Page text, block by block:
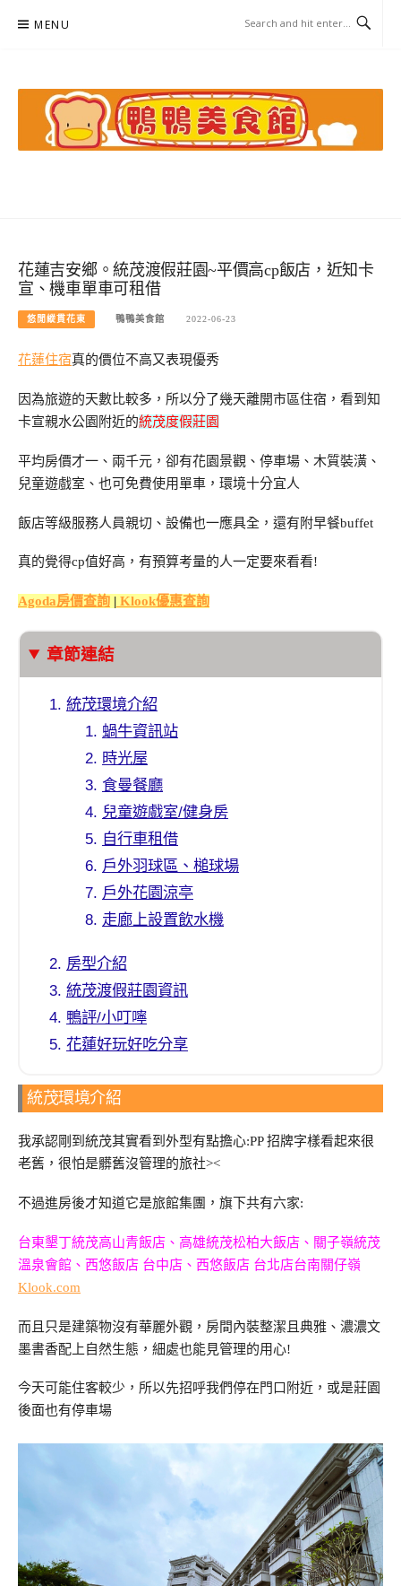
MENU
花蓮吉安鄉。統茂渡假莊園~平價高cp飯店，近知卡
宣、機車單車可租借
悠閒縱貫花東 鴨鴨美食館 2022-06-23
花蓮住宿真的價位不高又表現優秀
因為旅遊的天數比較多，所以分了幾天離開市區住宿，看到知
卡宣親水公園附近的統茂度假莊園
平均房價才一、兩千元，卻有花園景觀、停車場、木質裝潢、
兒童遊戲室、也可免費使用單車，環境十分宜人
飯店等級服務人員親切、設備也一應具全，還有附早餐buffet
真的覺得cp值好高，有預算考量的人一定要來看看!
Agoda房價查詢 | Klook優惠查詢
章節連結
統茂環境介紹
蝸牛資訊站
時光屋
食曼餐廳
兒童遊戲室/健身房
自行車租借
戶外羽球區、槌球場
戶外花園涼亭
走廊上設置飲水機
房型介紹
統茂渡假莊園資訊
鴨評/小叮嚀
花蓮好玩好吃分享
統茂環境介紹
我承認剛到統茂其實看到外型有點擔心:PP 招牌字樣看起來很
老舊，很怕是髒舊沒管理的旅社><
不過進房後才知道它是旅館集團，旗下共有六家:
台東墾丁統茂高山青飯店、高雄統茂松柏大飯店、關子嶺統茂
溫泉會館、西悠飯店 台中店、西悠飯店 台北店台南關仔嶺
Klook.com
而且只是建築物沒有華麗外觀，房間內裝整潔且典雅、濃濃文
墨書香配上自然生態，細處也能見管理的用心!
今天可能住客較少，所以先招呼我們停在門口附近，或是莊園
後面也有停車場